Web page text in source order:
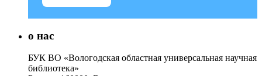
о нас
БУК ВО «Вологодская областная универсальная научная
библиотека»